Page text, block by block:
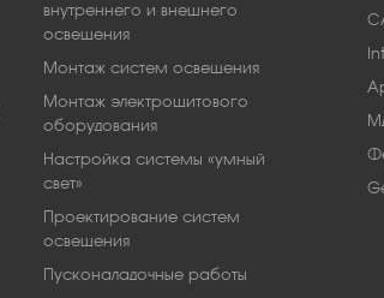
внутреннего и внешнего
освещения
Монтаж систем освещения
Монтаж электрощитового
оборудования
Настройка системы «умный
свет»
Проектирование систем
освещения
Пусконаладочные работы